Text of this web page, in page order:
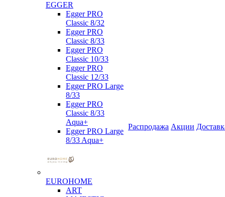
EGGER
Egger PRO
Classic 8/32
Egger PRO
Classic 8/33
Egger PRO
Classic 10/33
Egger PRO
Classic 12/33
Egger PRO Large
8/33
Egger PRO
Classic 8/33
Aqua+
Egger PRO Large
8/33 Aqua+
EUROHOME
ART
Распродажа Акции